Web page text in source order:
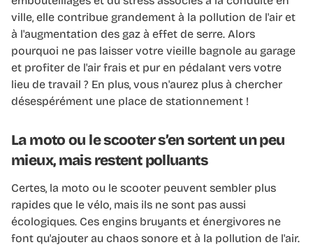
ville, elle contribue grandement à la pollution de l'air et
à l'augmentation des gaz à effet de serre. Alors
pourquoi ne pas laisser votre vieille bagnole au garage
et profiter de l'air frais et pur en pédalant vers votre
lieu de travail ? En plus, vous n'aurez plus à chercher
désespérément une place de stationnement !
La moto ou le scooter s’en sortent un peu
mieux, mais restent polluants
Certes, la moto ou le scooter peuvent sembler plus
rapides que le vélo, mais ils ne sont pas aussi
écologiques. Ces engins bruyants et énergivores ne
font qu'ajouter au chaos sonore et à la pollution de l'air.